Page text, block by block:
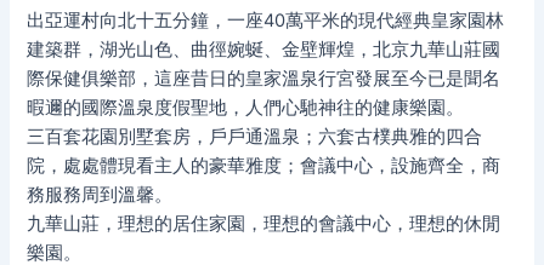
出亞運村向北十五分鐘，一座40萬平米的現代經典皇家園林
建築群，湖光山色、曲徑婉蜒、金壁輝煌，北京九華山莊國
際保健俱樂部，這座昔日的皇家溫泉行宮發展至今已是聞名
暇邇的國際溫泉度假聖地，人們心馳神往的健康樂園。
三百套花園別墅套房，戶戶通溫泉；六套古樸典雅的四合
院，處處體現看主人的豪華雅度；會議中心，設施齊全，商
務服務周到溫馨。
九華山莊，理想的居住家園，理想的會議中心，理想的休閒
樂園。